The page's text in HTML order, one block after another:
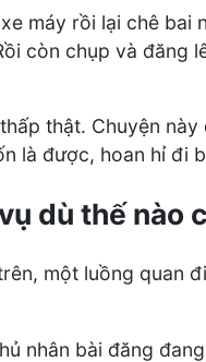
máy rồi lại chê bai
còn chụp và đăng
thật. Chuyện
là được, hoan hỉ đi
dù thế nào
một luồng quan
nhân bài đăng